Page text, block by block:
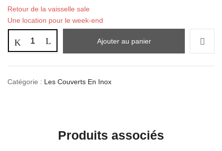
Retour de la vaisselle sale
Une location pour le week-end
Ajouter au panier
Catégorie : Les Couverts En Inox
Produits associés